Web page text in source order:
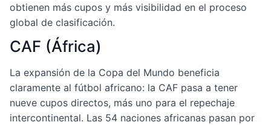
obtienen más cupos y más visibilidad en el proceso
global de clasificación.
CAF (África)
La expansión de la Copa del Mundo beneficia
claramente al fútbol africano: la CAF pasa a tener
nueve cupos directos, más uno para el repechaje
intercontinental. Las 54 naciones africanas pasan por